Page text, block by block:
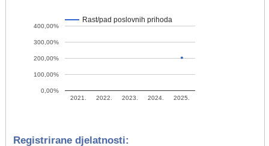
Rast/pad poslovnih prihoda
2021. 2022. 2023. 2024. 2025.
0,00%
100,00%
200,00%
300,00%
400,00%
Registrirane djelatnosti: